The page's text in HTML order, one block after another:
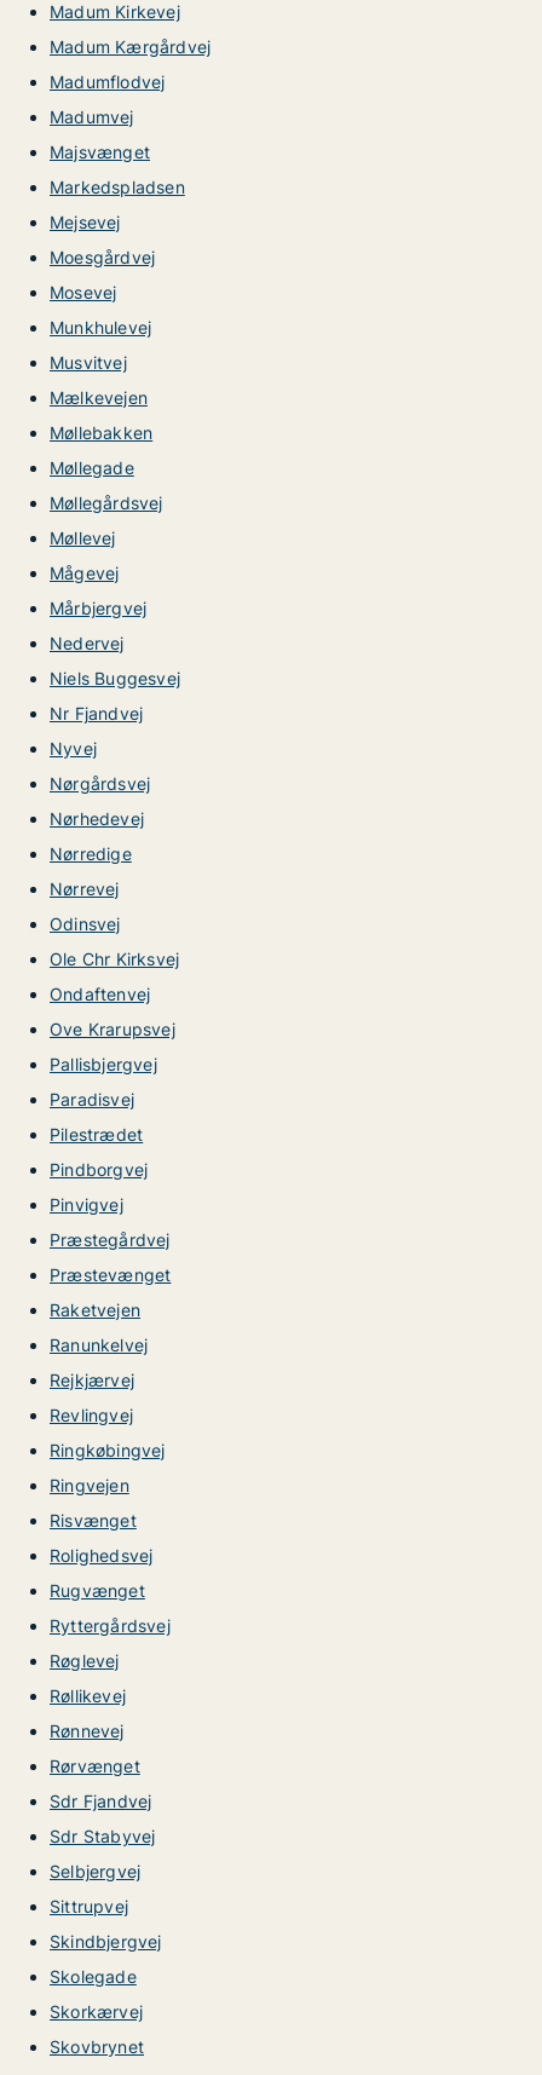
Madum Kirkevej
Madum Kærgårdvej
Madumflodvej
Madumvej
Majsvænget
Markedspladsen
Mejsevej
Moesgårdvej
Mosevej
Munkhulevej
Musvitvej
Mælkevejen
Møllebakken
Møllegade
Møllegårdsvej
Møllevej
Mågevej
Mårbjergvej
Nedervej
Niels Buggesvej
Nr Fjandvej
Nyvej
Nørgårdsvej
Nørhedevej
Nørredige
Nørrevej
Odinsvej
Ole Chr Kirksvej
Ondaftenvej
Ove Krarupsvej
Pallisbjergvej
Paradisvej
Pilestrædet
Pindborgvej
Pinvigvej
Præstegårdvej
Præstevænget
Raketvejen
Ranunkelvej
Rejkjærvej
Revlingvej
Ringkøbingvej
Ringvejen
Risvænget
Rolighedsvej
Rugvænget
Ryttergårdsvej
Røglevej
Røllikevej
Rønnevej
Rørvænget
Sdr Fjandvej
Sdr Stabyvej
Selbjergvej
Sittrupvej
Skindbjergvej
Skolegade
Skorkærvej
Skovbrynet